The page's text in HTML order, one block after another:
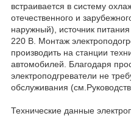
встраивается в систему
отечественного и
наружный), источник
220 В. Монтаж
производить на станции
автомобилей. Благодаря
электроподгреватели не
обслуживания
Технические данные